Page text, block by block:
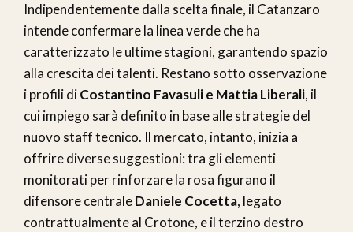
Indipendentemente dalla scelta finale, il Catanzaro
intende confermare la linea verde che ha
caratterizzato le ultime stagioni, garantendo spazio
alla crescita dei talenti. Restano sotto osservazione
i profili diCostantino Favasuli e Mattia Liberali, il
cui impiego sarà definito in base alle strategie del
nuovo staff tecnico. Il mercato, intanto, inizia a
offrire diverse suggestioni: tra gli elementi
monitorati per rinforzare la rosa figurano il
difensore centraleDaniele Cocetta, legato
contrattualmente al Crotone, e il terzino destro